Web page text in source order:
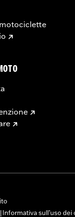
Informativa sull’uso dei